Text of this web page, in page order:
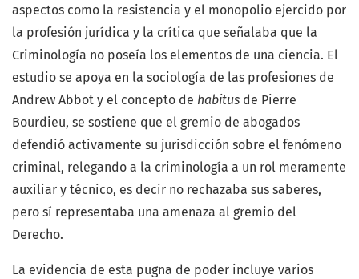
aspectos como la resistencia y el monopolio ejercido por
la profesión jurídica y la crítica que señalaba que la
Criminología no poseía los elementos de una ciencia. El
estudio se apoya en la sociología de las profesiones de
Andrew Abbot y el concepto de habitus de Pierre
Bourdieu, se sostiene que el gremio de abogados
defendió activamente su jurisdicción sobre el fenómeno
criminal, relegando a la criminología a un rol meramente
auxiliar y técnico, es decir no rechazaba sus saberes,
pero sí representaba una amenaza al gremio del
Derecho.
La evidencia de esta pugna de poder incluye varios